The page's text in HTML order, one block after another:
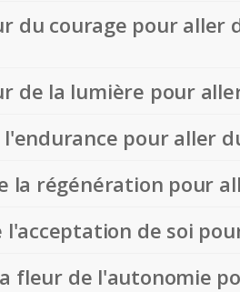
du courage pour aller
de la lumière pour
l'endurance pour aller
la régénération pour
l'acceptation de soi
fleur de l'autonomie